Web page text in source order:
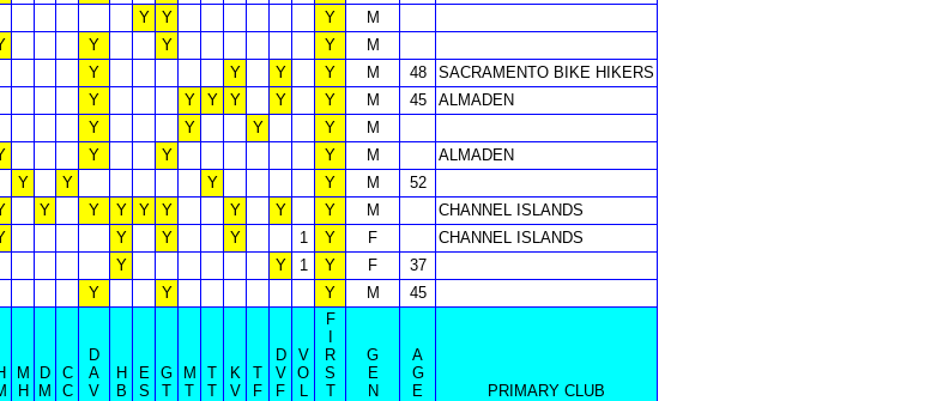
Y Y Y
M
Y Y Y
M
Y Y Y Y M 48
SACRAMENTO BIKE HIKERS
Y Y Y Y Y Y M 45
ALMADEN
Y Y Y Y
M
Y Y Y M
ALMADEN
Y Y Y Y M
52
Y Y Y Y Y Y Y Y M
CHANNEL ISLANDS
Y Y Y 1 Y F
CHANNEL ISLANDS
Y Y 1 Y F
37
Y Y Y M 45
M
H
D
M
C
C
D
A
V
H
B
E
S
G
T
M
T
T
T
K
V
T
F
D
V
F
V
O
L
F
R
S
T
G
E
N
A
G
E
PRIMARY CLUB